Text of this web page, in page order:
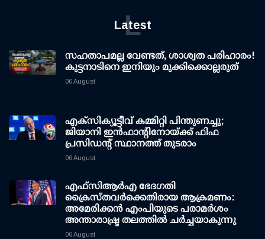
Latest
L
സഹതാപമല്ല വേണ്ടത്, ശാശ്വത പരിഹാരം!
കുട്ടനാടിനെ ഇനിയും മുക്കിക്കൊല്ലരുത്
06 August
എക്സിക്യൂട്ടീവ് കമ്മിറ്റി പിന്തുണച്ചു;
ജിയാനി ഇന്‍ഫാന്റിനോയ്ക്ക് ഫിഫ
പ്രസിഡന്റ് സ്ഥാനത്ത് തുടരാം
06 August
എഫ്‌സി‌ആര്‍‌എ ഭേദഗതി
ക്രൈസ്തവർക്കെതിരായ ആക്രമണം:
അമേരിക്കൻ എംപിയുടെ പരാമർശം
അന്താരാഷ്ട്ര തലത്തിൽ ചർച്ചയാകുന്നു
06 August